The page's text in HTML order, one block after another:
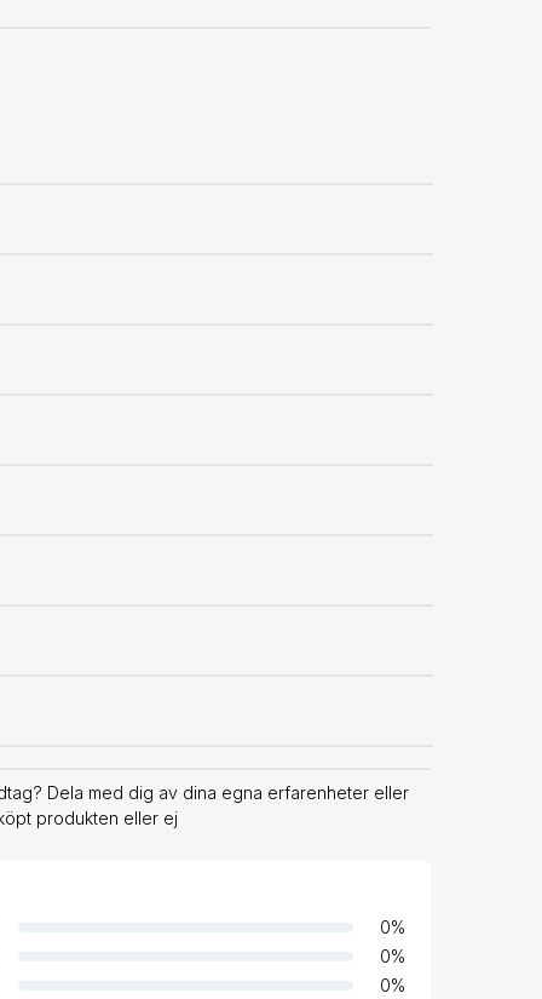
Dela med dig av dina egna erfarenheter eller
produkten eller ej
0%
0%
0%